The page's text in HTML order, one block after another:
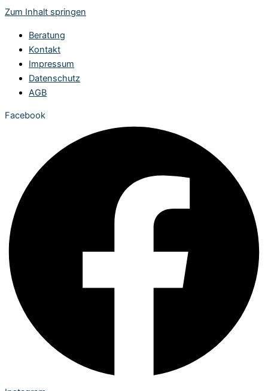
Zum Inhalt springen
Beratung
Kontakt
Impressum
Datenschutz
AGB
Facebook